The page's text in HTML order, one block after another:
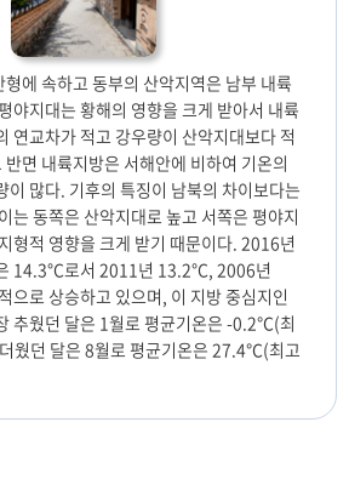
에 속하고 동부의 산악지역은 남부 내륙
야지대는 황해의 영향을 크게 받아서 내륙
연교차가 적고 강우량이 산악지대보다 적
면 내륙지방은 서해안에 비하여 기온의
이 많다. 기후의 특징이 남북의 차이보다는
는 동쪽은 산악지대로 높고 서쪽은 평야지
형적 영향을 크게 받기 때문이다. 2016년
14.3°C로서 2011년 13.2°C, 2006년
으로 상승하고 있으며, 이 지방 중심지인
추웠던 달은 1월로 평균기온은 -0.2℃(최
웠던 달은 8월로 평균기온은 27.4℃(최고